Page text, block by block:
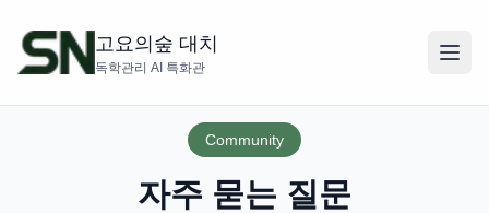
고요의숲 대치
독학관리 AI 특화관
Community
자주 묻는 질문